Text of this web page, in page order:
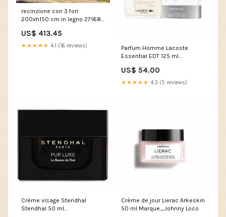
recinzione con 3 fori
200xh150 cm in legno 271680
US$ 413.45
★★★★★ 4.1 (16 reviews)
Parfum Homme Lacoste
Essential EDT 125 ml
US$ 54.00
★★★★★ 4.3 (5 reviews)
Crème visage Stendhal
Stendhal 50 ml
Crème de jour Lierac Arkeskin
50 ml Marque_Johnny Loco